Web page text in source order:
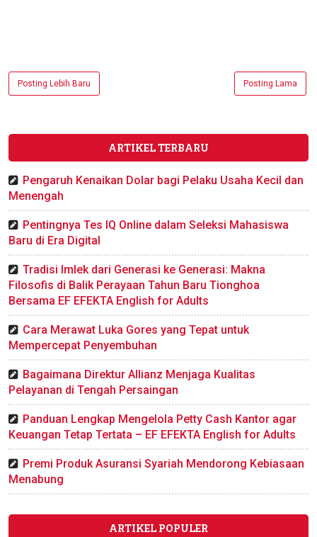
Posting Lebih Baru Posting Lama
ARTIKEL TERBARU
Pengaruh Kenaikan Dolar bagi Pelaku Usaha Kecil dan
Menengah
Pentingnya Tes IQ Online dalam Seleksi Mahasiswa
Baru di Era Digital
Tradisi Imlek dari Generasi ke Generasi: Makna
Filosofis di Balik Perayaan Tahun Baru Tionghoa
Bersama EF EFEKTA English for Adults
Cara Merawat Luka Gores yang Tepat untuk
Mempercepat Penyembuhan
Bagaimana Direktur Allianz Menjaga Kualitas
Pelayanan di Tengah Persaingan
Panduan Lengkap Mengelola Petty Cash Kantor agar
Keuangan Tetap Tertata – EF EFEKTA English for Adults
Premi Produk Asuransi Syariah Mendorong Kebiasaan
Menabung
ARTIKEL POPULER